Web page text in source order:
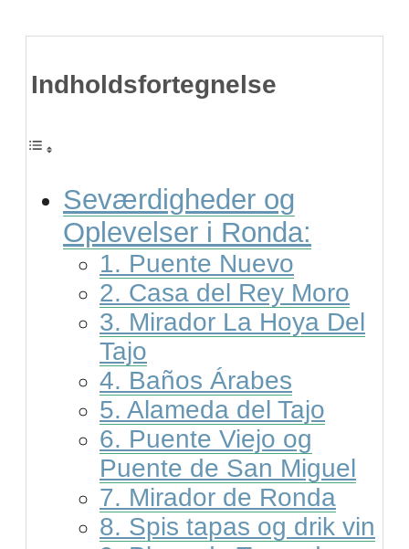
Indholdsfortegnelse
Seværdigheder og
Oplevelser i Ronda:
1. Puente Nuevo
2. Casa del Rey Moro
3. Mirador La Hoya Del
Tajo
4. Baños Árabes
5. Alameda del Tajo
6. Puente Viejo og
Puente de San Miguel
7. Mirador de Ronda
8. Spis tapas og drik vin